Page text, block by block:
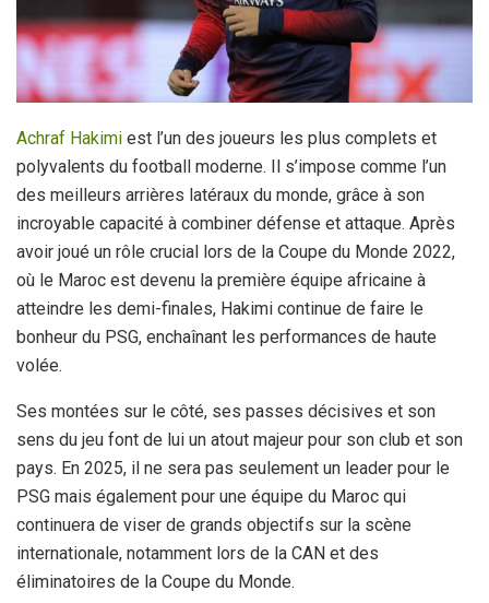
Achraf Hakimi est l’un des joueurs les plus complets et
polyvalents du football moderne. Il s’impose comme l’un
des meilleurs arrières latéraux du monde, grâce à son
incroyable capacité à combiner défense et attaque. Après
avoir joué un rôle crucial lors de la Coupe du Monde 2022,
où le Maroc est devenu la première équipe africaine à
atteindre les demi-finales, Hakimi continue de faire le
bonheur du PSG, enchaînant les performances de haute
volée.
Ses montées sur le côté, ses passes décisives et son
sens du jeu font de lui un atout majeur pour son club et son
pays. En 2025, il ne sera pas seulement un leader pour le
PSG mais également pour une équipe du Maroc qui
continuera de viser de grands objectifs sur la scène
internationale, notamment lors de la CAN et des
éliminatoires de la Coupe du Monde.